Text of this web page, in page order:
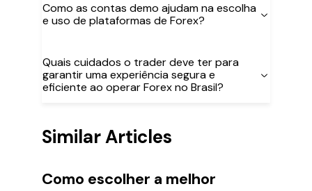
Como as contas demo ajudam na escolha
e uso de plataformas de Forex?
Quais cuidados o trader deve ter para
garantir uma experiência segura e
eficiente ao operar Forex no Brasil?
Similar Articles
Como escolher a melhor